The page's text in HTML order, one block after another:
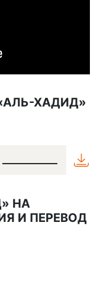
ХАДИД»
НА
И ПЕРЕВОД